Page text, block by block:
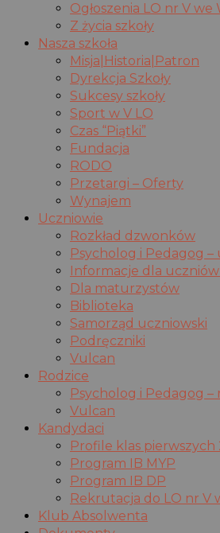
Ogłoszenia LO nr V we
Z życia szkoły
Nasza szkoła
Misja|Historia|Patron
Dyrekcja Szkoły
Sukcesy szkoły
Sport w V LO
Czas “Piątki”
Fundacja
RODO
Przetargi – Oferty
Wynajem
Uczniowie
Rozkład dzwonków
Psycholog i Pedagog –
Informacje dla
Dla maturzystów
Biblioteka
Samorząd uczniowski
Podręczniki
Vulcan
Rodzice
Psycholog i Pedagog –
Vulcan
Kandydaci
Profile klas pierwszych
Program IB MYP
Program IB DP
Rekrutacja do LO nr V
Klub Absolwenta